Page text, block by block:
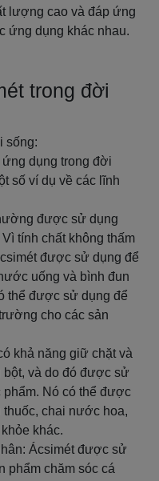
lượng cao và đáp ứng
ứng dụng khác nhau.
trong đời
sống:
dụng trong đời
số ví dụ về các lĩnh
được sử dụng
tính chất không thấm
được sử dụng để
uống và bình đun
thể được sử dụng để
cho các sản
khả năng giữ chặt và
bột, và do đó được sử
Nó có thể được
chai nước hoa,
khác.
Ácsimét được sử
phẩm chăm sóc cá